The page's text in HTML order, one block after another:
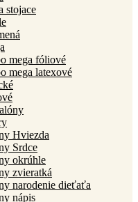
stojace
mega fóliové
mega latexové
Hviezda
Srdce
okrúhle
zvieratká
narodenie dieťaťa
nápis